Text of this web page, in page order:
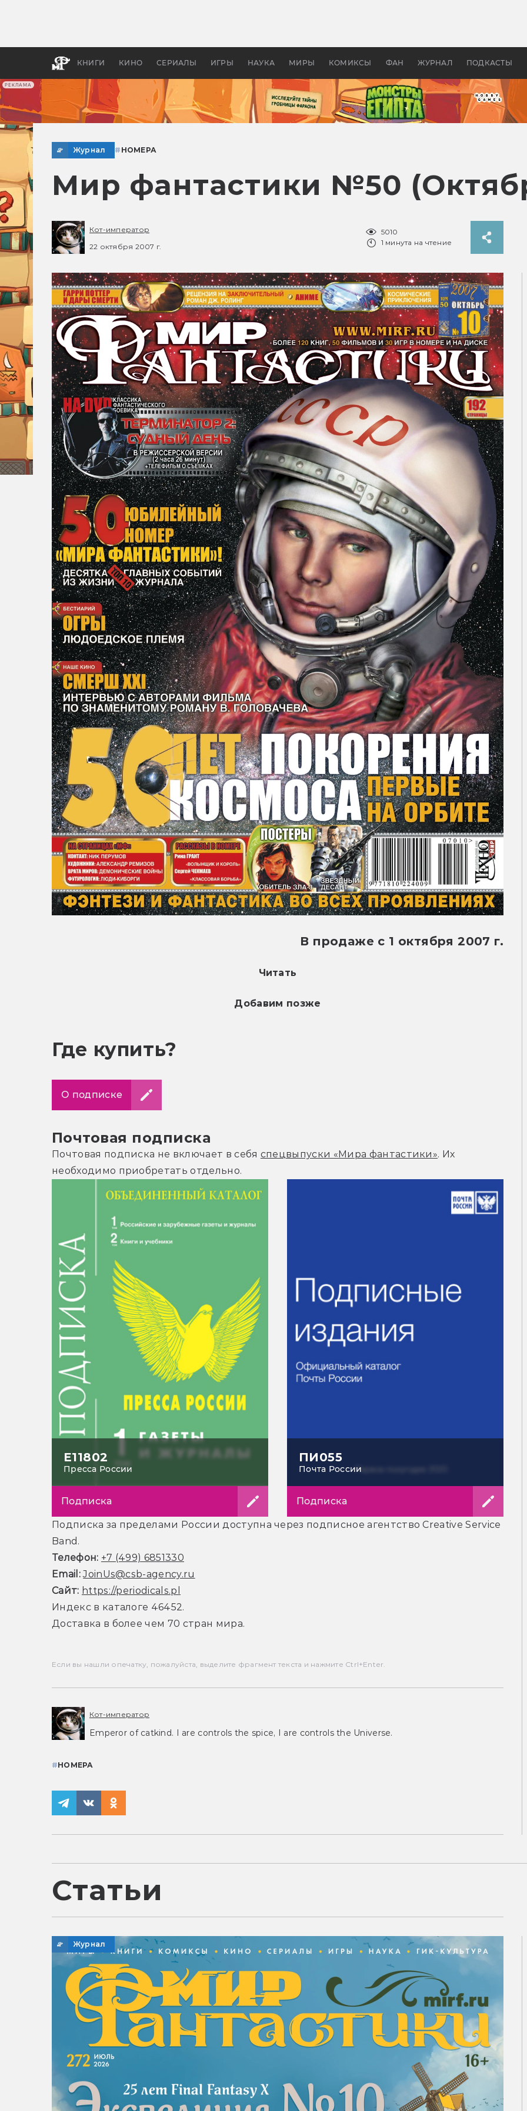
РЕКЛАМА
КНИГИ КИНО СЕРИАЛЫ ИГРЫ НАУКА МИРЫ КОМИКСЫ ФАН ЖУРНАЛ ПОДКАСТЫ
бы «Властелина колец»
Древней Грецией
Журнал # НОМЕРА
Мир фантастики №50
Кот-император
22 октября 2007 г.
5010
1 минута на чтение
В продаже с 1 октября 2007 г.
Читать
Добавим позже
Где купить?
О подписке
Почтовая подписка
Почтовая подписка не включает в себя спецвыпуски «Мира фантастики». Их
необходимо приобретать отдельно.
Е11802
Пресса России
Подписка
ПИ055
Почта России
Подписка
Подписка за пределами России доступна через подписное агентство Creative Service
Band.
Телефон: +7 (499) 6851330
Email: JoinUs@csb-agency.ru
Сайт: https://periodicals.pl
Индекс в каталоге 46452.
Доставка в более чем 70 стран мира.
Если вы нашли опечатку, пожалуйста, выделите фрагмент текста и нажмите Ctrl+Enter.
Кот-император
Emperor of catkind. I are controls the spice, I are controls the Universe.
#НОМЕРА
Статьи
Журнал